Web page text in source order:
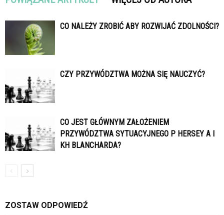
CO NALEŻY ZROBIĆ ABY ROZWIJAĆ ZDOLNOŚCI?
CZY PRZYWÓDZTWA MOŻNA SIĘ NAUCZYĆ?
CO JEST GŁÓWNYM ZAŁOŻENIEM
PRZYWÓDZTWA SYTUACYJNEGO P HERSEY A I
KH BLANCHARDA?
ZOSTAW ODPOWIEDŹ